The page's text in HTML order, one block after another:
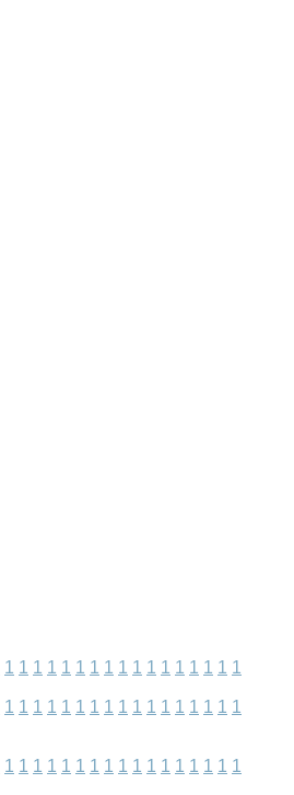
1 1 1 1 1 1 1 1 1 1 1 1 1 1 1 1 1
1 1 1 1 1 1 1 1 1 1 1 1 1 1 1 1 1
1 1 1 1 1 1 1 1 1 1 1 1 1 1 1 1 1